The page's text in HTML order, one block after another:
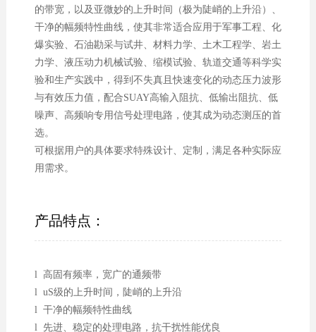
的带宽，以及亚微妙的上升时间（极为陡峭的上升沿）、
干净的幅频特性曲线，使其非常适合应用于军事工程、化
爆实验、石油勘采与试井、材料力学、土木工程学、岩土
力学、液压动力机械试验、缩模试验、轨道交通等科学实
验和生产实践中，得到不失真且快速变化的动态压力波形
与有效压力值，配合SUAY高输入阻抗、低输出阻抗、低
噪声、高频响专用信号处理电路，使其成为动态测压的首
选。
可根据用户的具体要求特殊设计、定制，满足各种实际应
用需求。
产品特点：
l 高固有频率，宽广的通频带
l uS级的上升时间，陡峭的上升沿
l 干净的幅频特性曲线
l 先进、稳定的处理电路，抗干扰性能优良